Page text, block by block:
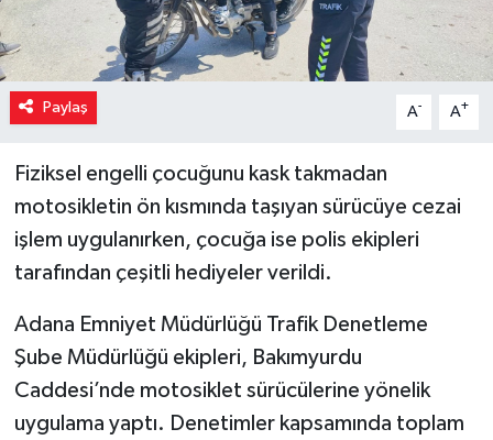
Paylaş A- A+
Fiziksel engelli çocuğunu kask takmadan
motosikletin ön kısmında taşıyan sürücüye cezai
işlem uygulanırken, çocuğa ise polis ekipleri
tarafından çeşitli hediyeler verildi.
Adana Emniyet Müdürlüğü Trafik Denetleme
Şube Müdürlüğü ekipleri, Bakımyurdu
Caddesi’nde motosiklet sürücülerine yönelik
uygulama yaptı. Denetimler kapsamında toplam
Yurttan